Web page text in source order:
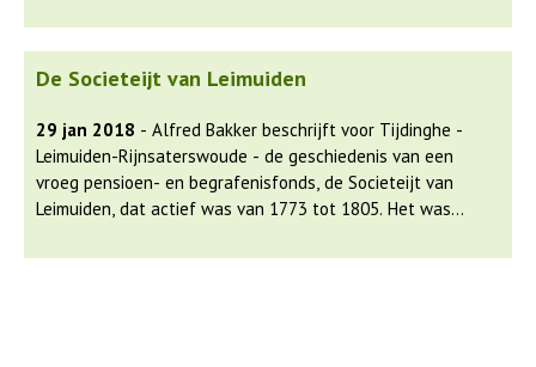
deel van de provincie Holland (later Zuid- en Noord-
Holland) gecontroleerd. De landmeters van de provincie
komen tot de conclusie dat de grillig verlopende grenzen
voorstel tot verkleining van het grondgebied van
Rijnsaterwoude betekende een verlies aan gemeentelijke
belastinginkomsten. Willem van der Breggen, was als
wethouder het er niet mee eens, maar verloor het pleit.
De Societeijt van Leimuiden
29 jan 2018 - Alfred Bakker beschrijft voor Tijdinghe -
Leimuiden-Rijnsaterswoude - de geschiedenis van een
vroeg pensioen- en begrafenisfonds, de Societeijt van
Leimuiden, dat actief was van 1773 tot 1805. Het was